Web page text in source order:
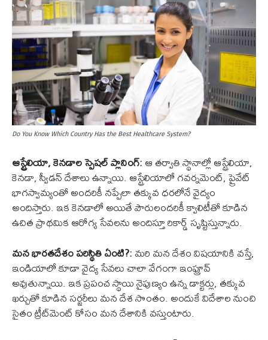
Do You Know Which Country Has the Best Healthcare System?
ఆస్ట్రేలియా, కెనడాల స్పెషల్ ప్లానింగ్:ఆ తర్వాతి స్థానాల్లో ఆస్ట్రేలియా,
కెనడా, స్వీడన్ దేశాలు ఉన్నాయి. ఆస్ట్రేలియాలో గవర్నమెంట్, ప్రైవేట్
భాగస్వామ్యంతో అందరికీ నప్పేలా తక్కువ ధరలోనే వైద్యం
అందిస్తారు. ఇక కెనడాలో అయితే పౌరులందరికీ క్వాలిటీతో కూడిన
ఉచిత ప్రాథమిక ఆరోగ్య సేవలను అందిస్తూ రికార్డ్ సృష్టిస్తున్నారు.
మన భారతదేశం పరిస్థితి ఏంటి?:మరి మన దేశం విషయానికి వస్తే,
ఇండియాలో కూడా వైద్య సేవలు చాలా వేగంగా ఇంప్రూవ్
అవుతున్నాయి. ఇక ప్రపంచ స్థాయి నైపుణ్యం ఉన్న డాక్టర్లు, తక్కువ
ఖర్చుతో కూడిన సర్జరీలు మన దేశ సొంతం. అందుకే విదేశాల నుంచి
సైతం ట్రీట్‌మెంట్ కోసం మన దేశానికి వస్తుంటారు.